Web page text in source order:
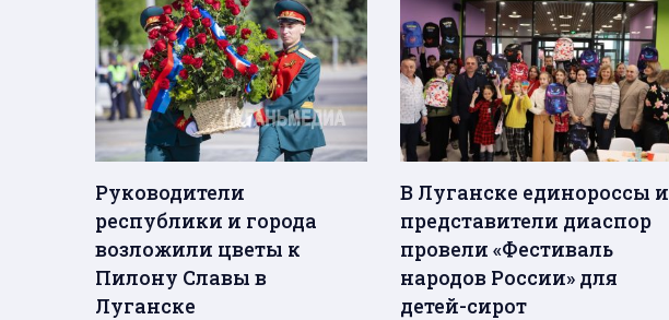
Руководители
республики и города
возложили цветы к
Пилону Славы в
Луганске
В Луганске единороссы и
представители диаспор
провели «Фестиваль
народов России» для
детей-сирот